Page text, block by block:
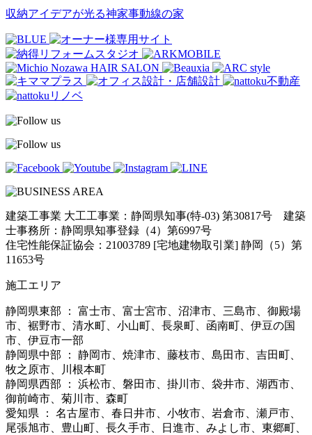
収納アイデアが光る神家事動線の家
建築工事業 大工工事業：静岡県知事(特-03) 第30817号 建築
士事務所：静岡県知事登録（4）第6997号
住宅性能保証協会：21003789 [宅地建物取引業] 静岡（5）第
11653号
施工エリア
静岡県東部 ： 富士市、富士宮市、沼津市、三島市、御殿場
市、裾野市、清水町、小山町、長泉町、函南町、伊豆の国
市、伊豆市一部
静岡県中部 ： 静岡市、焼津市、藤枝市、島田市、吉田町、
牧之原市、川根本町
静岡県西部 ： 浜松市、磐田市、掛川市、袋井市、湖西市、
御前崎市、菊川市、森町
愛知県 ： 名古屋市、春日井市、小牧市、岩倉市、瀬戸市、
尾張旭市、豊山町、長久手市、日進市、みよし市、東郷町、